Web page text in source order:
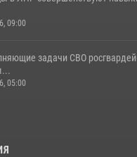
09:00
задачи СВО
05:00